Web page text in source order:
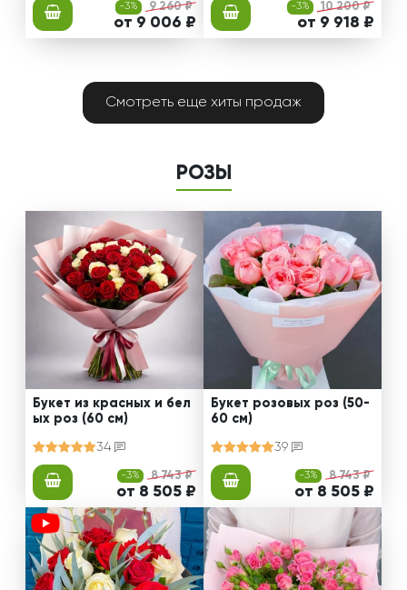
-3% 9 260 ₽
от 9 006 ₽
-3% 10 200 ₽
от 9 918 ₽
Смотреть еще хиты продаж
РОЗЫ
Букет из красных и бел
ых роз (60 см)
34
-3% 8 743 ₽
от 8 505 ₽
Букет розовых роз (50-
60 см)
39
-3% 8 743 ₽
от 8 505 ₽